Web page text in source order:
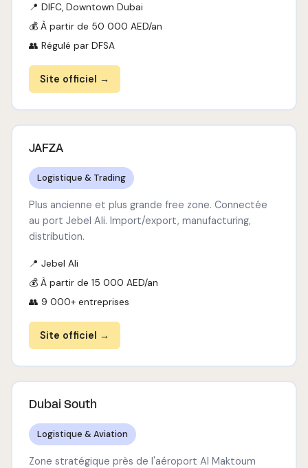
📍 DIFC, Downtown Dubai
💰 À partir de 50 000 AED/an
👥 Régulé par DFSA
Site officiel →
JAFZA
Logistique & Trading
Plus ancienne et plus grande free zone. Connectée
au port Jebel Ali. Import/export, manufacturing,
distribution.
📍 Jebel Ali
💰 À partir de 15 000 AED/an
👥 9 000+ entreprises
Site officiel →
Dubai South
Logistique & Aviation
Zone stratégique près de l'aéroport Al Maktoum